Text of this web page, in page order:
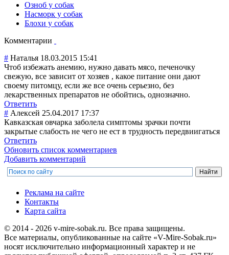
Озноб у собак
Насморк у собак
Блохи у собак
Комментарии
# Наталья 18.03.2015 15:41
Чтоб избежать анемию, нужно давать мясо, печеночку
свежую, все зависит от хозяев , какое питание они дают
своему питомцу, если же все очень серьезно, без
лекарственных препаратов не обойтись, однозначно.
Ответить
# Алексей 25.04.2017 17:37
Кавказская овчарка заболела симптомы зрачки почти
закрытые слабость не чего не ест в трудность передвиигаться
Ответить
Обновить список комментариев
Добавить комментарий
Реклама на сайте
Контакты
Карта сайта
© 2014 - 2026 v-mire-sobak.ru. Все права защищены.
Все материалы, опубликованные на сайте «V-Mire-Sobak.ru»
носят исключительно информационный характер и не